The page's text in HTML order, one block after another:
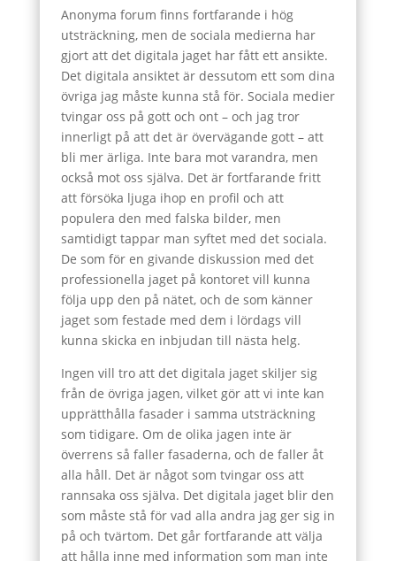
Anonyma forum finns fortfarande i hög
utsträckning, men de sociala medierna har
gjort att det digitala jaget har fått ett ansikte.
Det digitala ansiktet är dessutom ett som dina
övriga jag måste kunna stå för. Sociala medier
tvingar oss på gott och ont – och jag tror
innerligt på att det är övervägande gott – att
bli mer ärliga. Inte bara mot varandra, men
också mot oss själva. Det är fortfarande fritt
att försöka ljuga ihop en profil och att
populera den med falska bilder, men
samtidigt tappar man syftet med det sociala.
De som för en givande diskussion med det
professionella jaget på kontoret vill kunna
följa upp den på nätet, och de som känner
jaget som festade med dem i lördags vill
kunna skicka en inbjudan till nästa helg.
Ingen vill tro att det digitala jaget skiljer sig
från de övriga jagen, vilket gör att vi inte kan
upprätthålla fasader i samma utsträckning
som tidigare. Om de olika jagen inte är
överrens så faller fasaderna, och de faller åt
alla håll. Det är något som tvingar oss att
rannsaka oss själva. Det digitala jaget blir den
som måste stå för vad alla andra jag ger sig in
på och tvärtom. Det går fortfarande att välja
att hålla inne med information som man inte